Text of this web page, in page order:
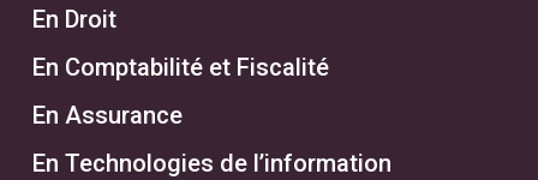
En Droit
En Comptabilité et Fiscalité
En Assurance
En Technologies de l’information